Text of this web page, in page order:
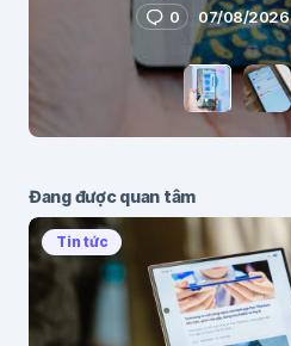
0 07/08/2026
Đang được quan tâm
Tin tức